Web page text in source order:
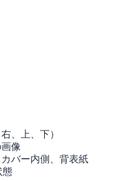
、上、下）
像
バー内側、背表紙
態